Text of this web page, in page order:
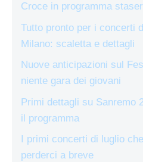
Croce in programma
Tutto pronto per i concerti
Milano: scaletta e dettagli
Nuove anticipazioni sul
niente gara dei giovani
Primi dettagli su Sanremo
il programma
I primi concerti di luglio
perderci a breve